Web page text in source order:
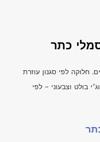
כתר
חלוקה לפי סגנון עוזרת
בולט וצבעוני – לפי